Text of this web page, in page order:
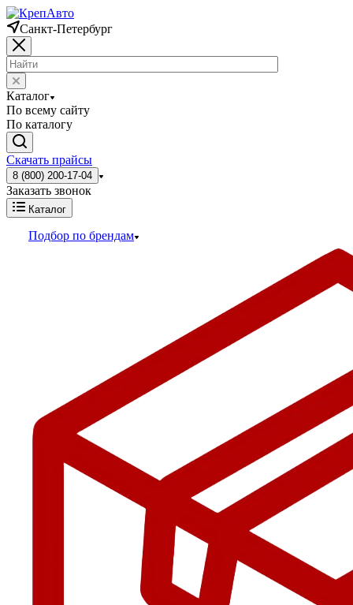
Санкт-Петербург
Каталог
По всему сайту
По каталогу
Скачать прайсы
8 (800) 200-17-04
Заказать звонок
Каталог
Подбор по брендам